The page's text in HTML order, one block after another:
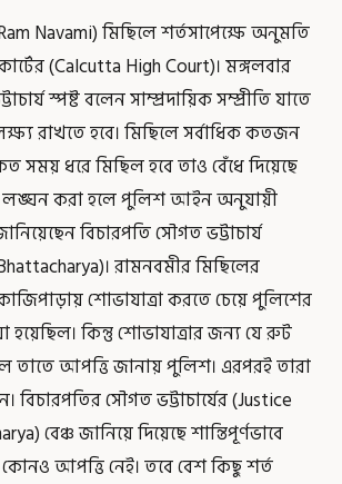
Navami) মিছিলে শর্তসাপেক্ষে অনুমতি
(Calcutta High Court)। মঙ্গলবার
স্পষ্ট বলেন সাম্প্রদায়িক সম্প্রীতি যাতে
রাখতে হবে। মিছিলে সর্বাধিক কতজন
সময় ধরে মিছিল হবে তাও বেঁধে দিয়েছে
করা হলে পুলিশ আইন অনুযায়ী
বিচারপতি সৌগত ভট্টাচার্য
রামনবমীর মিছিলের
শোভাযাত্রা করতে চেয়ে পুলিশের
কিন্তু শোভাযাত্রার জন্য যে রুট
তাতে আপত্তি জানায় পুলিশ। এরপরই তারা
বিচারপতির সৌগত ভট্টাচার্যের (Justice
বেঞ্চ জানিয়ে দিয়েছে শান্তিপূর্ণভাবে
আপত্তি নেই। তবে বেশ কিছু শর্ত